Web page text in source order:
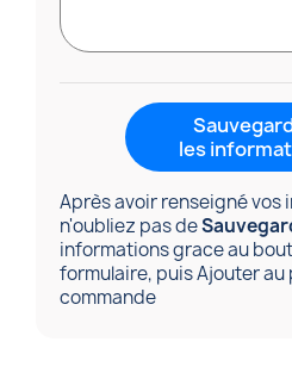
les
Après avoir renseigné vos
n'oubliez pas de
informations grace au
formulaire, puis Ajouter
commande